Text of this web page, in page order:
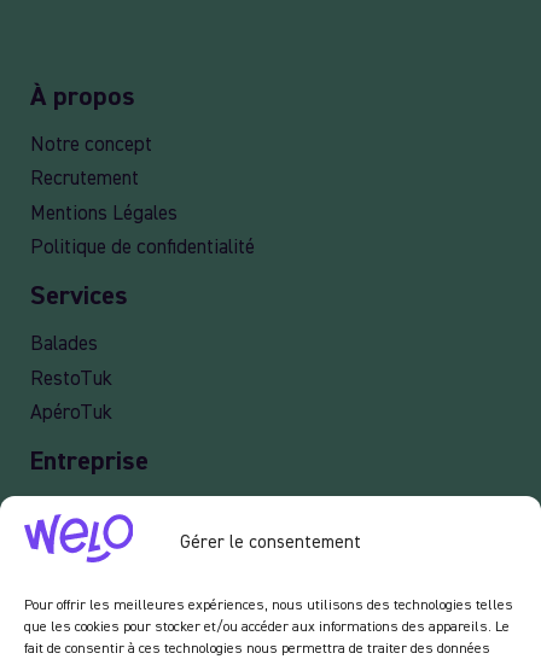
Gérer le consentement
Pour offrir les meilleures expériences, nous utilisons des technologies telles
que les cookies pour stocker et/ou accéder aux informations des appareils. Le
fait de consentir à ces technologies nous permettra de traiter des données
À propos
Notre concept
Recrutement
Mentions Légales
Politique de confidentialité
Services
Balades
RestoTuk
ApéroTuk
Entreprise
Events
Services entreprises